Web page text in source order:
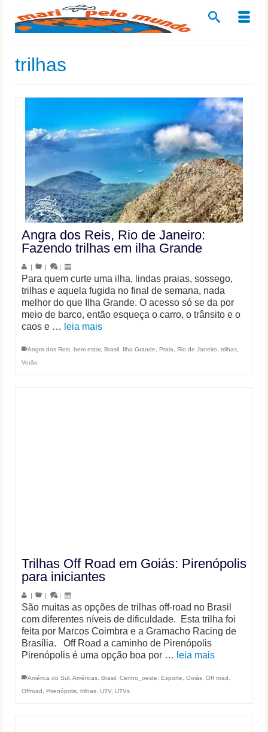
trilhas
Angra dos Reis, Rio de Janeiro:
Fazendo trilhas em ilha Grande
| | |
Para quem curte uma ilha, lindas praias, sossego,
trilhas e aquela fugida no final de semana, nada
melhor do que Ilha Grande. O acesso só se da por
meio de barco, então esqueça o carro, o trânsito e o
caos e … leia mais
Angra dos Reis bem estar, Brasil Ilha Grande Praia Rio de Janeiro trilhas
Verão
Trilhas Off Road em Goiás: Pirenópolis
para iniciantes
| | |
São muitas as opções de trilhas off-road no Brasil
com diferentes níveis de dificuldade. Esta trilha foi
feita por Marcos Coimbra e a Gramacho Racing de
Brasília. Off Road a caminho de Pirenópolis
Pirenópolis é uma opção boa por … leia mais
América do Sul Américas Brasil Centro_oeste Esporte Goiás Off road
Offroad
Pirenópolis trilhas UTV, UTVs